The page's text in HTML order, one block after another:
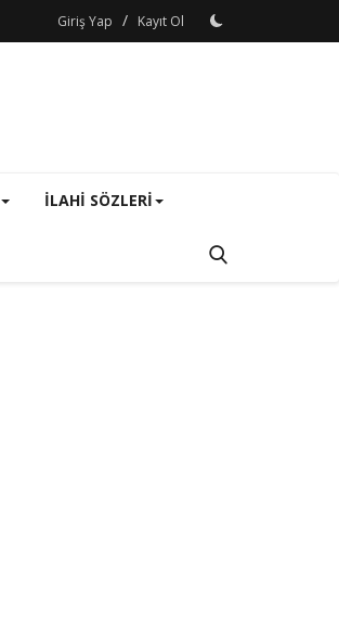
Giriş Yap / Kayıt Ol
ILAHI SÖZLERI